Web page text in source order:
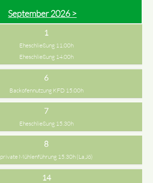
September 2026 >
1
Eheschließung 11.00h
Eheschließung 14.00h
6
Backofennutzung KFD 15.00h
7
Eheschließung 15.30h
8
private Mühlenführung 15.30h (La,Jö)
14